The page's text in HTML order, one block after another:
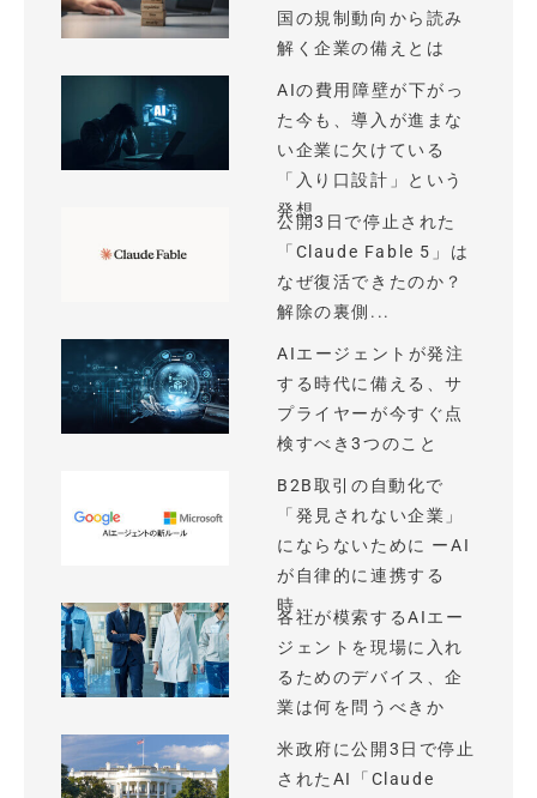
国の規制動向から読み
解く企業の備えとは
AIの費用障壁が下がっ
た今も、導入が進まな
い企業に欠けている
「入り口設計」という
発想
公開3日で停止された
「Claude Fable 5」は
なぜ復活できたのか？
解除の裏側...
AIエージェントが発注
する時代に備える、サ
プライヤーが今すぐ点
検すべき3つのこと
B2B取引の自動化で
「発見されない企業」
にならないために ーAI
が自律的に連携する
時...
各社が模索するAIエー
ジェントを現場に入れ
るためのデバイス、企
業は何を問うべきか
米政府に公開3日で停止
されたAI「Claude